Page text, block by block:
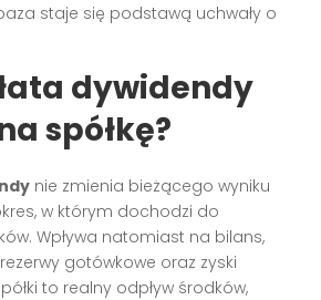
staje się podstawą uchwały o
dywidendy
spółkę?
nie zmienia bieżącego wyniku
w którym dochodzi do
Wpływa natomiast na bilans,
gotówkowe oraz zyski
to realny odpływ środków,